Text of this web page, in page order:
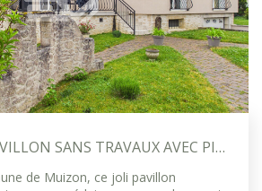
À MUIZON - PAVILLON SANS TRAVAUX AVEC PISCINE INTÉRIEURE ET SOUS-SOL COMPLET
de Muizon, ce joli pavillon